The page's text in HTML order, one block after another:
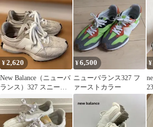
¥2,620
New Balance（ニューバ
ランス）327 スニーカ
ー
¥6,500
ニューバランス327 フ
ァーストカラー
¥